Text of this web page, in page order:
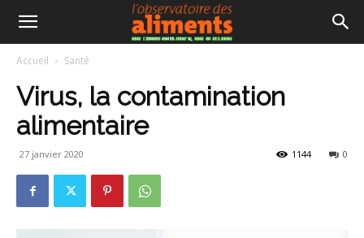
Accueil Santé
Virus, la contamination
alimentaire
27 janvier 2020 0
1144